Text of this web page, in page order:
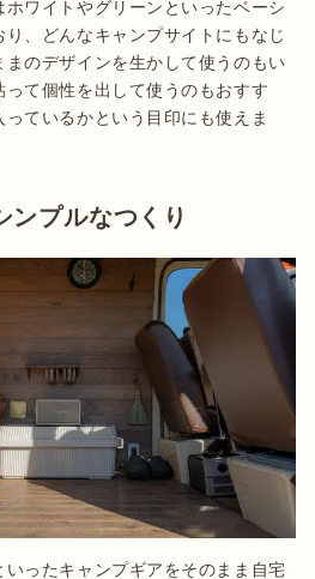
ワイトやグリーンといったベーシ
、どんなキャンプサイトにもなじ
のデザインを生かして使うのもい
て個性を出して使うのもおすす
ているかという目印にも使えま
ンプルなつくり
ったキャンプギアをそのまま自宅